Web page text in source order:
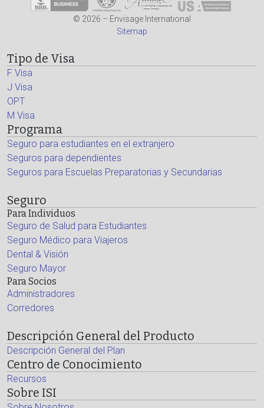
© 2026 – Envisage International
Sitemap
Tipo de Visa
F Visa
J Visa
OPT
M Visa
Programa
Seguro para estudiantes en el extranjero
Seguros para dependientes
Seguros para Escuelas Preparatorias y Secundarias
Seguro
Para Individuos
Seguro de Salud para Estudiantes
Seguro Médico para Viajeros
Dental & Visión
Seguro Mayor
Para Socios
Administradores
Corredores
Descripción General del Producto
Descripción General del Plan
Centro de Conocimiento
Recursos
Sobre ISI